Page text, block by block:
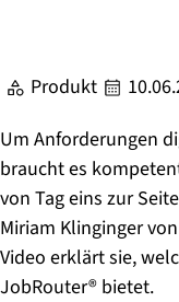
Produkt
Um Anforderungen
braucht es
von Tag eins zur
Miriam Klinginger
Video erklärt sie,
JobRouter® bietet.